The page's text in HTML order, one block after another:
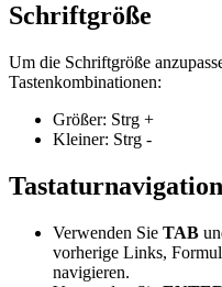
Schriftgröße
Um die Schriftgröße
Tastenkombinationen:
Größer: Strg +
Kleiner: Strg -
Tastaturnavigation
Verwenden Sie TAB
vorherige Links,
navigieren.